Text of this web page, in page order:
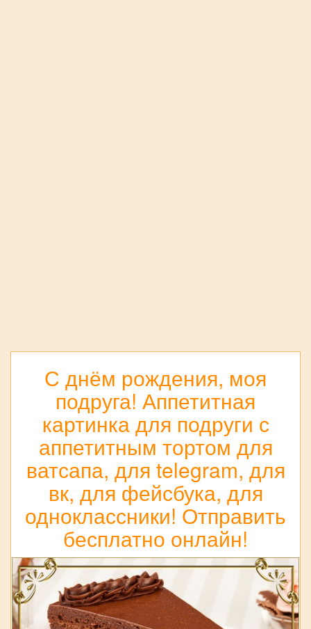
С днём рождения, моя
подруга! Аппетитная
картинка для подруги с
аппетитным тортом для
ватсапа, для telegram, для
вк, для фейсбука, для
одноклассники! Отправить
бесплатно онлайн!